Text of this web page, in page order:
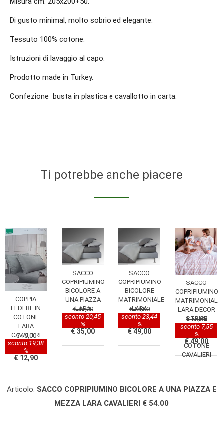
Di gusto minimal, molto sobrio ed elegante.
Tessuto 100% cotone.
Istruzioni di lavaggio al capo.
Prodotto made in Turkey.
Confezione busta in plastica e cavallotto in carta.
Ti potrebbe anche piacere
COPPIA
FEDERE IN
COTONE
LARA
CAVALIERI
€ 16,00
sconto 19,38
%
€ 12,90
SACCO
COPRIPIUMINO
BICOLORE A
UNA PIAZZA
LARA
CAVALIERI €
44.00
€ 44,00
sconto 20,45
%
€ 35,00
SACCO
COPRIPIUMINO
BICOLORE
MATRIMONIALE
LARA
CAVALIERI €
64.00
€ 64,00
sconto 23,44
%
€ 49,00
SACCO
COPRIPIUMINO
MATRIMONIALE
LARA DECOR
STRIPE
255X200
PURO
COTONE
CAVALIERI
€ 53,00
sconto 7,55
%
€ 49,00
Articolo: SACCO COPRIPIUMINO BICOLORE A UNA PIAZZA E
MEZZA LARA CAVALIERI € 54.00